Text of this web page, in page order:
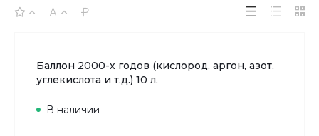
Баллон 2000-х годов (кислород, аргон, азот,
углекислота и т.д.) 10 л.
В наличии